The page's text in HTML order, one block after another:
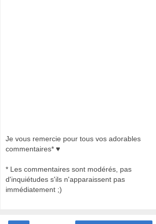
Je vous remercie pour tous vos adorables
commentaires* ♥
* Les commentaires sont modérés, pas
d'inquiétudes s'ils n'apparaissent pas
immédiatement ;)